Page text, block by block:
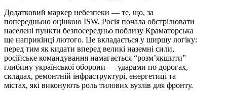
Додатковий маркер небезпеки — те, що, за
попередньою оцінкою ISW, Росія почала обстрілювати
населені пункти безпосередньо поблизу Краматорська
ще наприкінці лютого. Це вкладається у ширшу логіку:
перед тим як кидати вперед великі наземні сили,
російське командування намагається “розм’якшити”
глибину української оборони — ударами по дорогах,
складах, ремонтній інфраструктурі, енергетиці та
містах, які виконують роль тилових вузлів для фронту.